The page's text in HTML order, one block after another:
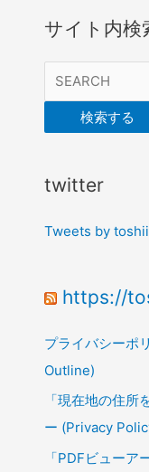
サイト内検
検索する
twitter
Tweets by
https://
プライバシーポ
Outline)
「現在地の住所
ー (Privacy
「PDFビューア